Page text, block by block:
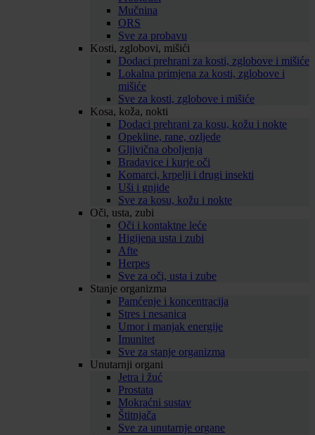
Mučnina
ORS
Sve za probavu
Kosti, zglobovi, mišići
Dodaci prehrani za kosti, zglobove i mišiće
Lokalna primjena za kosti, zglobove i
mišiće
Sve za kosti, zglobove i mišiće
Kosa, koža, nokti
Dodaci prehrani za kosu, kožu i nokte
Opekline, rane, ozljede
Gljivična oboljenja
Bradavice i kurje oči
Komarci, krpelji i drugi insekti
Uši i gnjide
Sve za kosu, kožu i nokte
Oči, usta, zubi
Oči i kontaktne leće
Higijena usta i zubi
Afte
Herpes
Sve za oči, usta i zube
Stanje organizma
Pamćenje i koncentracija
Stres i nesanica
Umor i manjak energije
Imunitet
Sve za stanje organizma
Unutarnji organi
Jetra i žuć
Prostata
Mokraćni sustav
Štitnjača
Sve za unutarnje organe